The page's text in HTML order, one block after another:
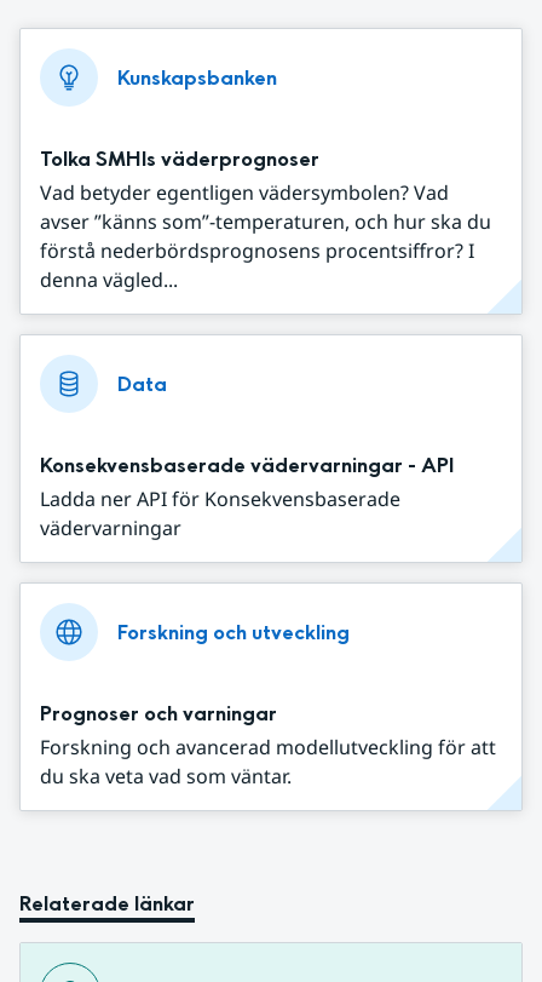
Kunskapsbanken
Tolka SMHIs väderprognoser
Vad betyder egentligen vädersymbolen? Vad
avser ”känns som”-temperaturen, och hur ska du
förstå nederbördsprognosens procentsiffror? I
denna vägled...
Data
Konsekvensbaserade vädervarningar - API
Ladda ner API för Konsekvensbaserade
vädervarningar
Forskning och utveckling
Prognoser och varningar
Forskning och avancerad modellutveckling för att
du ska veta vad som väntar.
Relaterade länkar